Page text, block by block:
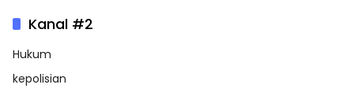
Kanal #2
Hukum
kepolisian